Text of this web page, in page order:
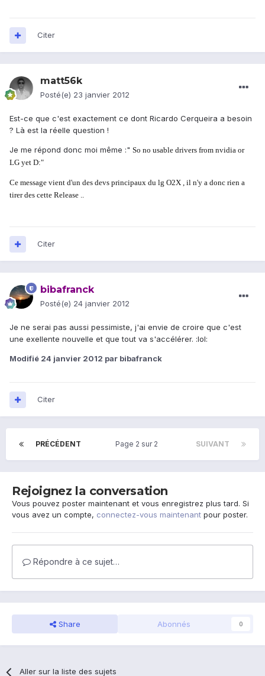
Citer
matt56k
Posté(e) 23 janvier 2012
Est-ce que c'est exactement ce dont Ricardo Cerqueira a besoin
? Là est la réelle question !
Je me répond donc moi même :" So no usable drivers from nvidia or
LG yet D:"
Ce message vient d'un des devs principaux du lg O2X , il n'y a donc rien a
tirer des cette Release ..
Citer
bibafranck
Posté(e) 24 janvier 2012
Je ne serai pas aussi pessimiste, j'ai envie de croire que c'est
une exellente nouvelle et que tout va s'accélérer. :lol:
Modifié 24 janvier 2012 par bibafranck
Citer
PRÉCÉDENT SUIVANT
Page 2 sur 2
Rejoignez la conversation
Vous pouvez poster maintenant et vous enregistrez plus tard. Si
vous avez un compte, connectez-vous maintenant pour poster.
Répondre à ce sujet…
Share Abonnés 0
Aller sur la liste des sujets